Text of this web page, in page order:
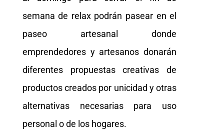
semana de relax podrán pasear en el
paseo artesanal donde
emprendedores y artesanos donarán
diferentes propuestas creativas de
productos creados por unicidad y otras
alternativas necesarias para uso
personal o de los hogares.